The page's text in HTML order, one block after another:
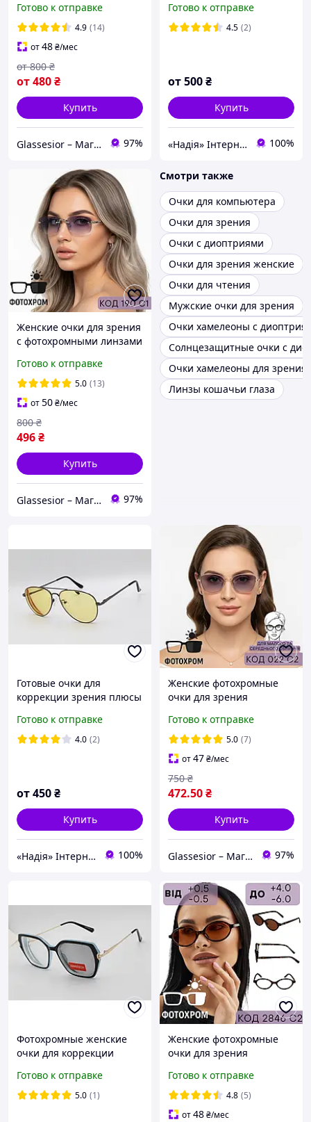
ультралёгкими
силиконовыми дужками.
Код 8952 С2
Готово к отправке
4.9 (14)
от48₴/мес
от480₴
от 800 ₴
Купить
Glassesior – Магазин оптики 97%
коричневый) плюсы и
минусы
Готово к отправке
4.5 (2)
от500₴
Купить
«Надія» Інтернет-Магазин 100%
Женские очки для зрения
с фотохромными линзами
элегантность без оправы.
Код 190 C1
Готово к отправке
5.0 (13)
от50₴/мес
496₴
800 ₴
Купить
Glassesior – Магазин оптики 97%
Смотри также
Очки для компьютера
Очки для зрения
Очки с диоптриями
Очки для зрения женские
Очки для чтения
Мужские очки для зрения
Очки хамелеоны с
Солнцезащитные очки с
Очки хамелеоны для зрения
Линзы кошачьи глаза
Готовые очки для
коррекции зрения плюсы
Готово к отправке
4.0 (2)
от450₴
Купить
«Надія» Інтернет-Магазин 100%
Женские фотохромные
очки для зрения
тёмно-бежевой
металлической оправе.
Код 022 С2
Готово к отправке
5.0 (7)
от47₴/мес
472.50₴
750 ₴
Купить
Glassesior – Магазин оптики 97%
Фотохромные женские
очки для коррекции
плюсы и минусы
Готово к отправке
5.0 (1)
Женские фотохромные
очки для зрения
Print Leo. Код 2846 С2
Готово к отправке
4.8 (5)
от48₴/мес